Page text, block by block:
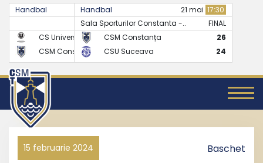
Handbal
FINAL
CS Universitatea Cluj
24
CSM Constanța
27
Handbal 21 mai 17:30
Sala Sporturilor Constanta -..
FINAL
CSM Constanța
26
CSU Suceava
24
15 februarie 2024 Baschet